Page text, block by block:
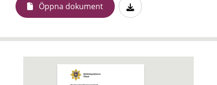
Öppna dokument